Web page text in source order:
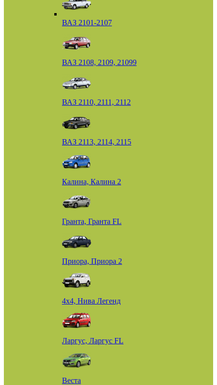
ВАЗ 2101-2107
ВАЗ 2108, 2109, 21099
ВАЗ 2110, 2111, 2112
ВАЗ 2113, 2114, 2115
Калина, Калина 2
Гранта, Гранта FL
Приора, Приора 2
4х4, Нива Легенд
Ларгус, Ларгус FL
Веста